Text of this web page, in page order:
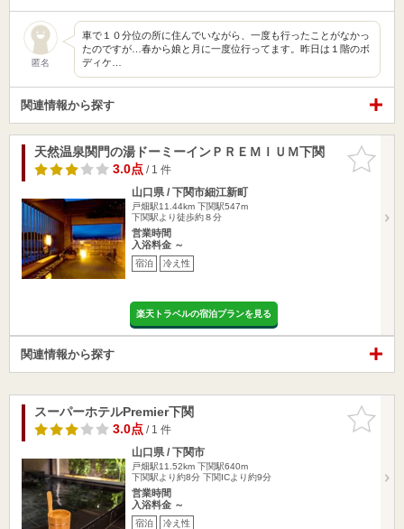
匿名
車で１０分位の所に住んでいながら、一度も行ったことがなかっ
たのですが…春から娘と月に一度位行ってます。昨日は１階のボ
ディケ…
関連情報から探す
お気に入
りに追加
天然温泉関門の湯ドーミーインＰＲＥＭＩＵＭ下関
3.0点/ 1 件
山口県 / 下関市細江新町
戸畑駅11.44km 下関駅547m
下関駅より徒歩約８分
営業時間
入浴料金 ～
宿泊 冷え性
楽天トラベルの宿泊プランを見る
関連情報から探す
お気に入
りに追加
スーパーホテルPremier下関
3.0点/ 1 件
山口県 / 下関市
戸畑駅11.52km 下関駅640m
下関駅より約8分 下関ICより約9分
営業時間
入浴料金 ～
宿泊 冷え性